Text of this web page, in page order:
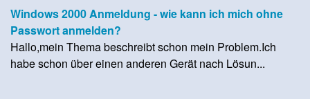
Windows 2000 Anmeldung - wie kann ich mich ohne
Passwort anmelden?
Hallo,mein Thema beschreibt schon mein Problem.Ich
habe schon über einen anderen Gerät nach Lösun...